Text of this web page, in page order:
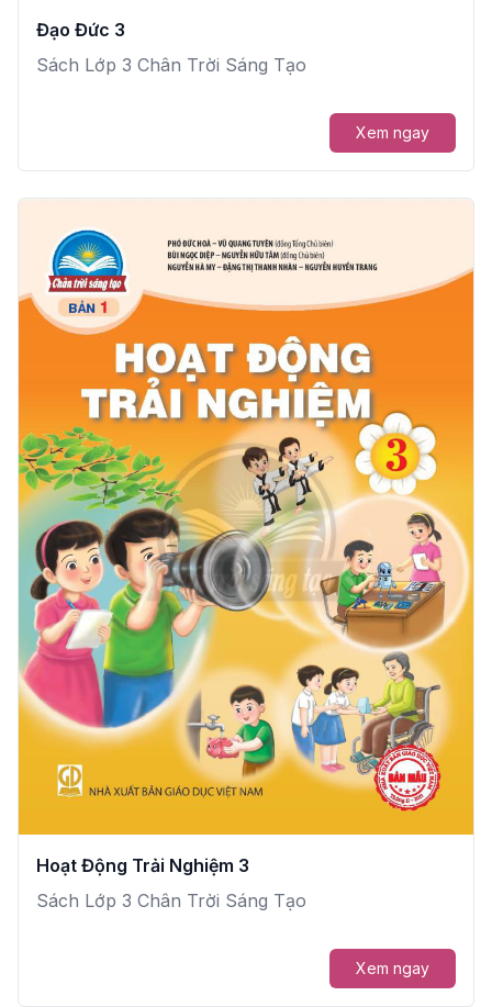
Đạo Đức 3
Sách Lớp 3 Chân Trời Sáng Tạo
Xem ngay
Hoạt Động Trải Nghiệm 3
Sách Lớp 3 Chân Trời Sáng Tạo
Xem ngay